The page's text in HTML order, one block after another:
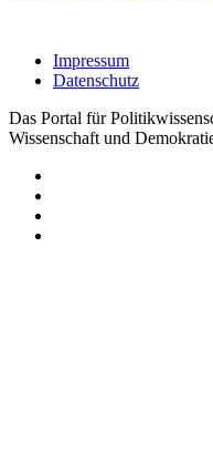
Impressum
Datenschutz
Das Portal für
Wissenschaft und